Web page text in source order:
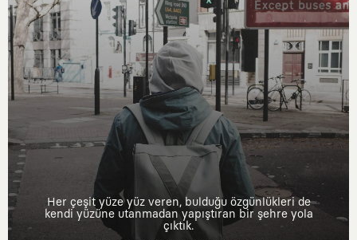
Her çeşit yüze yüz veren, bulduğu özgünlükleri de
kendi yüzüne utanmadan yapıştıran bir şehre yola
çıktık.